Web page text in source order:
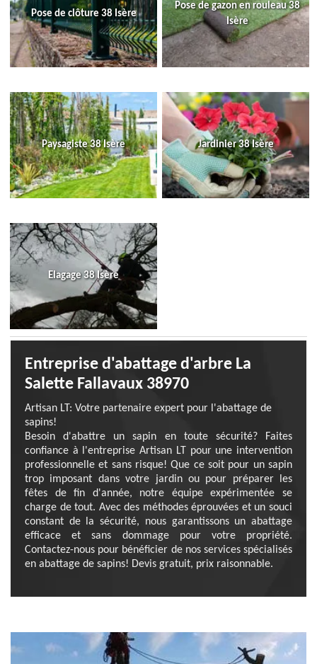
Pose de clôture 38 Isère
Pose de gazon en rouleau 38
Isère
Paysagiste 38 Isère Jardinier 38 Isère
Elagage 38 Isère
Entreprise d'abattage d'arbre La
Salette Fallavaux 38970
Artisan LT: Votre partenaire expert pour l'abattage de
sapins!
Besoin d'abattre un sapin en toute sécurité? Faites
confiance à l'entreprise Artisan LT pour une intervention
professionnelle et sans risque! Que ce soit pour un sapin
trop imposant dans votre jardin ou pour préparer les
fêtes de fin d'année, notre équipe expérimentée se
charge de tout. Avec des méthodes éprouvées et un souci
constant de la sécurité, nous garantissons un abattage
efficace et sans dommage pour votre propriété.
Contactez-nous pour bénéficier de nos services spécialisés
en abattage de sapins! Devis gratuit, prix raisonnable.